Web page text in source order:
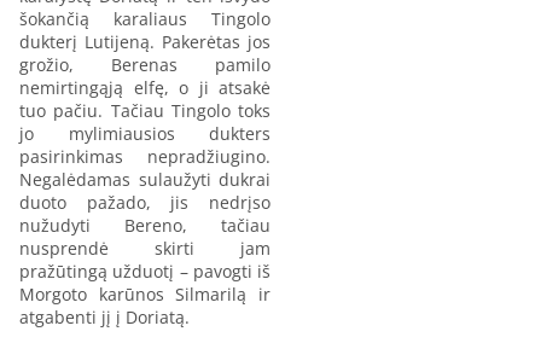
šokančią karaliaus Tingolo
dukterį Lutijeną. Pakerėtas jos
grožio, Berenas pamilo
nemirtingąją elfę, o ji atsakė
tuo pačiu. Tačiau Tingolo toks
jo mylimiausios dukters
pasirinkimas nepradžiugino.
Negalėdamas sulaužyti dukrai
duoto pažado, jis nedrįso
nužudyti Bereno, tačiau
nusprendė skirti jam
pražūtingą užduotį – pavogti iš
Morgoto karūnos Silmarilą ir
atgabenti jį į Doriatą.